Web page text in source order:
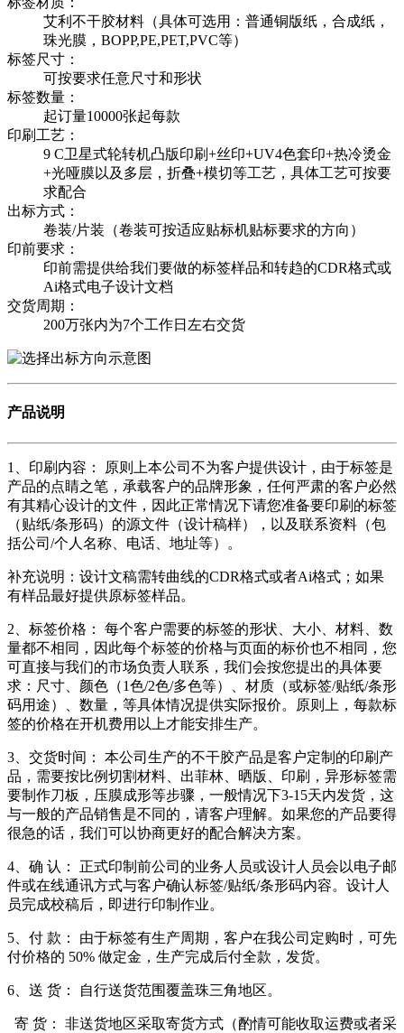
艾利不干胶材料（具体可选用：普通铜版纸，合成纸，
珠光膜，BOPP,PE,PET,PVC等）
标签尺寸：
可按要求任意尺寸和形状
标签数量：
起订量10000张起每款
印刷工艺：
9 C卫星式轮转机凸版印刷+丝印+UV4色套印+热冷烫金
+光哑膜以及多层，折叠+模切等工艺，具体工艺可按要
求配合
出标方式：
卷装/片装（卷装可按适应贴标机贴标要求的方向）
印前要求：
印前需提供给我们要做的标签样品和转趋的CDR格式或
Ai格式电子设计文档
交货周期：
200万张内为7个工作日左右交货
产品说明
1、印刷内容： 原则上本公司不为客户提供设计，由于标签是
产品的点睛之笔，承载客户的品牌形象，任何严肃的客户必然
有其精心设计的文件，因此正常情况下请您准备要印刷的标签
（贴纸/条形码）的源文件（设计稿样），以及联系资料（包
括公司/个人名称、电话、地址等）。
补充说明：设计文稿需转曲线的CDR格式或者Ai格式；如果
有样品最好提供原标签样品。
2、标签价格： 每个客户需要的标签的形状、大小、材料、数
量都不相同，因此每个标签的价格与页面的标价也不相同，您
可直接与我们的市场负责人联系，我们会按您提出的具体要
求：尺寸、颜色（1色/2色/多色等）、材质（或标签/贴纸/条形
码用途）、数量，等具体情况提供实际报价。原则上，每款标
签的价格在开机费用以上才能安排生产。
3、交货时间： 本公司生产的不干胶产品是客户定制的印刷产
品，需要按比例切割材料、出菲林、晒版、印刷，异形标签需
要制作刀板，压膜成形等步骤，一般情况下3-15天内发货，这
与一般的产品销售是不同的，请客户理解。如果您的产品要得
很急的话，我们可以协商更好的配合解决方案。
4、确 认： 正式印制前公司的业务人员或设计人员会以电子邮
件或在线通讯方式与客户确认标签/贴纸/条形码内容。设计人
员完成校稿后，即进行印制作业。
5、付 款： 由于标签有生产周期，客户在我公司定购时，可先
付价格的 50% 做定金，生产完成后付全款，发货。
6、送 货： 自行送货范围覆盖珠三角地区。
寄 货： 非送货地区采取寄货方式（酌情可能收取运费或者采